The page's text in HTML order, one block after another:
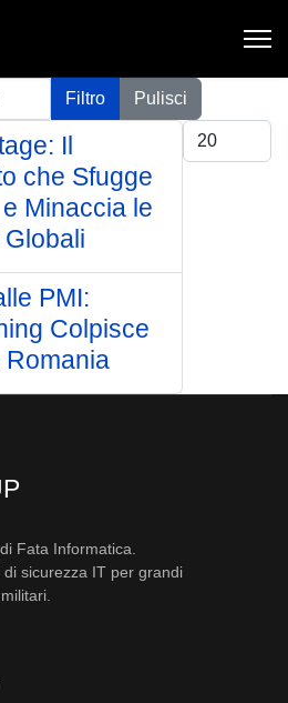
Filtro
Pulisci
Visualizza #
Il
che Sfugge
Minaccia le
PMI:
Colpisce
Romania
Fata Informatica.
sicurezza IT per grandi